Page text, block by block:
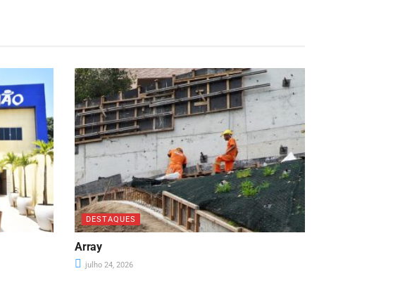
DESTAQUES
Array
julho 24, 2026